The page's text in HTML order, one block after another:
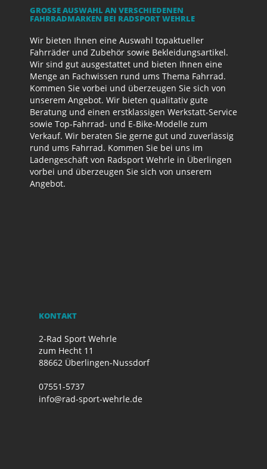
GROSSE AUSWAHL AN VERSCHIEDENEN F
AHRRADMARKEN BEI RADSPORT WEHRLE
Wir bieten Ihnen eine Auswahl topaktueller
Fahrräder und Zubehör sowie Bekleidungsartikel.
Wir sind gut ausgestattet und bieten Ihnen eine
Menge an Fachwissen rund ums Thema Fahrrad.
Kommen Sie vorbei und überzeugen Sie sich von
unserem Angebot. Wir bieten qualitativ gute
Beratung und einen erstklassigen Werkstatt-Service
sowie Top-Fahrrad- und E-Bike-Modelle zum
Verkauf. Wir beraten Sie gerne gut und zuverlässig
rund ums Fahrrad. Kommen Sie bei uns im
Ladengeschäft von Radsport Wehrle in Überlingen
vorbei und überzeugen Sie sich von unserem
Angebot.
KONTAKT
2-Rad Sport Wehrle
zum Hecht 11
88662 Überlingen-Nussdorf
07551-5737
info@rad-sport-wehrle.de